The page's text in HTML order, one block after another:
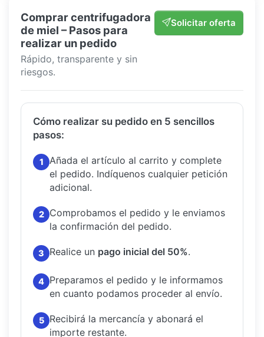
Comprar centrifugadora
de miel – Pasos para
realizar un pedido
Rápido, transparente y sin
riesgos.
Solicitar oferta
Cómo realizar su pedido en 5 sencillos
pasos:
1
Añada el artículo al carrito y complete
el pedido. Indíquenos cualquier petición
adicional.
2
Comprobamos el pedido y le enviamos
la confirmación del pedido.
3 Realice un pago inicial del 50%.
4 Preparamos el pedido y le informamos
en cuanto podamos proceder al envío.
5
Recibirá la mercancía y abonará el
importe restante.